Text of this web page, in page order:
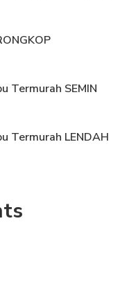
Termurah SEMIN
Termurah LENDAH